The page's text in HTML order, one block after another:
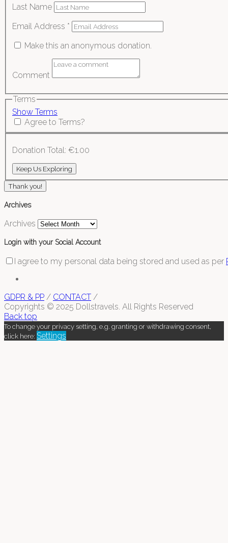
Last Name
Email Address *
Make this an anonymous donation.
Comment
Terms
Show Terms
Agree to Terms?
Donation Total: €1.00
Thank you!
Archives
Archives
Login with your Social Account
I agree to my personal data being stored and used as per
GDPR & PP / CONTACT /
Copyrights © 2025 Dollstravels. All Rights Reserved
Back top
To change your privacy setting, e.g. granting or withdrawing consent,
click here: Settings